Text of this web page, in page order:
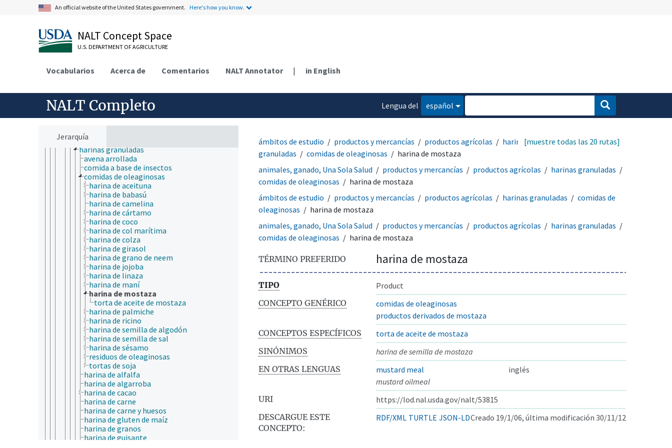
An official website of the United States government. Here's how you know.
NALT Concept Space
U.S. DEPARTMENT OF AGRICULTURE
Vocabularios Acerca de Comentarios NALT Annotator | in English
NALT Completo
Lengua del
español
Jerarquía
ensayos biológicos
metodologías de nuevo enfoque
modelos biológicos
nanotoxicología
productos y mercancías
coproductos
mobiliario
nuevos productos
productos agrícolas
alimentos
harinas granuladas
avena arrollada
comida a base de insectos
comidas de oleaginosas
harina de aceituna
harina de babasú
harina de camelina
harina de cártamo
harina de coco
harina de col marítima
harina de colza
harina de girasol
harina de grano de neem
harina de jojoba
harina de linaza
harina de maní
harina de mostaza
torta de aceite de mostaza
harina de palmiche
harina de ricino
harina de semilla de algodón
harina de semilla de sal
harina de sésamo
residuos de oleaginosas
tortas de soja
harina de alfalfa
harina de algarroba
harina de cacao
harina de carne
harina de carne y huesos
harina de gluten de maíz
harina de granos
harina de guisante
ámbitos de estudio productos y mercancías productos agrícolas
harinas
granuladas
comidas de oleaginosas harina de mostaza
[muestre todas las 20 rutas]
animales, ganado, Una Sola Salud productos y mercancías productos agrícolas
harinas granuladas
comidas de oleaginosas
harina de mostaza
ámbitos de estudio
productos y mercancías productos agrícolas harinas granuladas
comidas de
oleaginosas
harina de mostaza
animales, ganado, Una Sola Salud
productos y mercancías productos agrícolas
harinas granuladas
comidas de oleaginosas
harina de mostaza
TÉRMINO PREFERIDO harina de mostaza
TIPO
Product
CONCEPTO GENÉRICO
comidas de oleaginosas
productos derivados de mostaza
CONCEPTOS ESPECÍFICOS
torta de aceite de mostaza
SINÓNIMOS
harina de semilla de mostaza
EN OTRAS LENGUAS
mustard meal
inglés
mustard oilmeal
URI
https://lod.nal.usda.gov/nalt/53815
DESCARGUE ESTE
CONCEPTO:
RDF/XML TURTLE JSON-LDCreado 19/1/06, última modificación 30/11/12